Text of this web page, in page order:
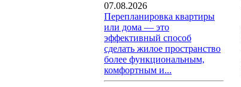
07.08.2026
Перепланировка квартиры
или дома — это
эффективный способ
сделать жилое пространство
более функциональным,
комфортным и...